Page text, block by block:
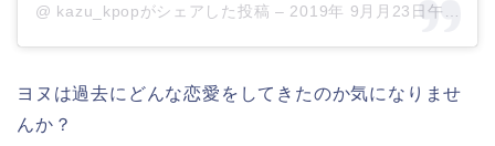
@ kazu_kpopがシェアした投稿 – 2019年 9月月23日午後11時36分PDT
ヨヌは過去にどんな恋愛をしてきたのか気になりませ
んか？